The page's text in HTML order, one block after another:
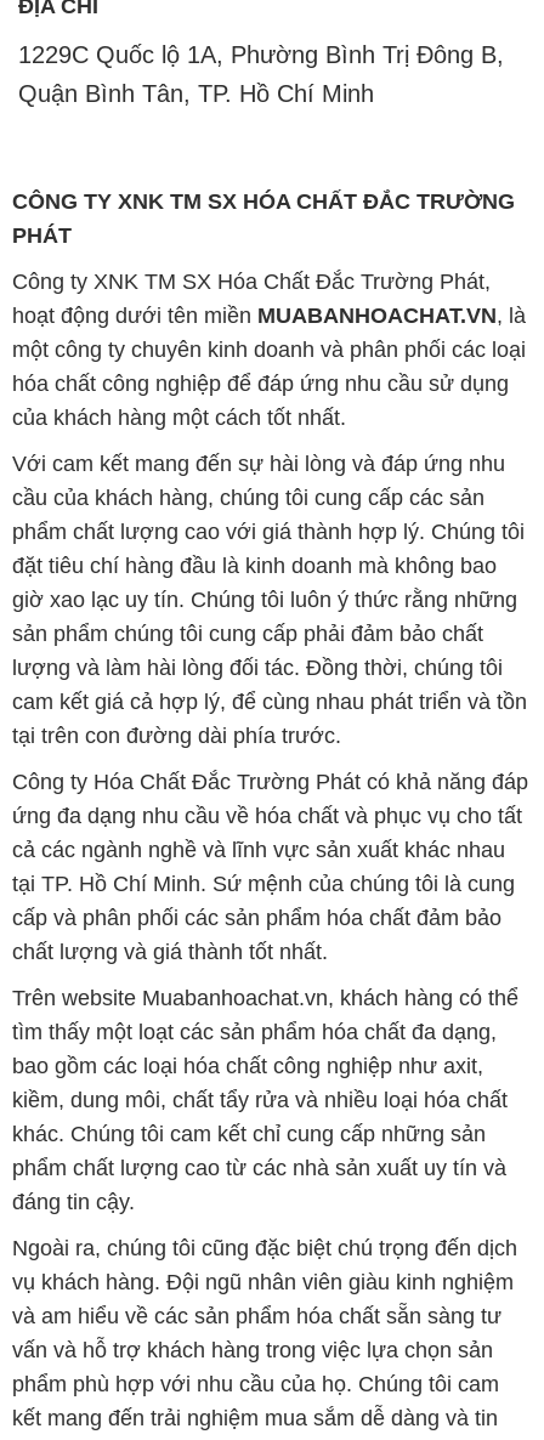
CÔNG TY XNK TM SX HÓA CHẤT ĐẮC TRƯỜNG
PHÁT
một công ty chuyên kinh doanh và phân phối các loại
hóa chất công nghiệp để đáp ứng nhu cầu sử dụng
của khách hàng một cách tốt nhất.
Với cam kết mang đến sự hài lòng và đáp ứng nhu
cầu của khách hàng, chúng tôi cung cấp các sản
phẩm chất lượng cao với giá thành hợp lý. Chúng tôi
đặt tiêu chí hàng đầu là kinh doanh mà không bao
giờ xao lạc uy tín. Chúng tôi luôn ý thức rằng những
sản phẩm chúng tôi cung cấp phải đảm bảo chất
lượng và làm hài lòng đối tác. Đồng thời, chúng tôi
cam kết giá cả hợp lý, để cùng nhau phát triển và tồn
tại trên con đường dài phía trước.
Công ty Hóa Chất Đắc Trường Phát có khả năng đáp
ứng đa dạng nhu cầu về hóa chất và phục vụ cho tất
cả các ngành nghề và lĩnh vực sản xuất khác nhau
tại TP. Hồ Chí Minh. Sứ mệnh của chúng tôi là cung
cấp và phân phối các sản phẩm hóa chất đảm bảo
chất lượng và giá thành tốt nhất.
Trên website Muabanhoachat.vn, khách hàng có thể
tìm thấy một loạt các sản phẩm hóa chất đa dạng,
bao gồm các loại hóa chất công nghiệp như axit,
kiềm, dung môi, chất tẩy rửa và nhiều loại hóa chất
khác. Chúng tôi cam kết chỉ cung cấp những sản
phẩm chất lượng cao từ các nhà sản xuất uy tín và
đáng tin cậy.
Ngoài ra, chúng tôi cũng đặc biệt chú trọng đến dịch
vụ khách hàng. Đội ngũ nhân viên giàu kinh nghiệm
và am hiểu về các sản phẩm hóa chất sẵn sàng tư
vấn và hỗ trợ khách hàng trong việc lựa chọn sản
phẩm phù hợp với nhu cầu của họ. Chúng tôi cam
kết mang đến trải nghiệm mua sắm dễ dàng và tin
cậy cho khách hàng.
Bản quyền © 2016 muabanhoachat.vn